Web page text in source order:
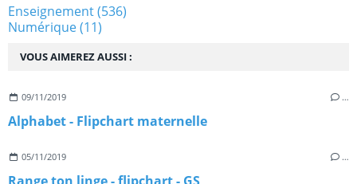
VOUS AIMEREZ AUSSI :
09/11/2019 …
Alphabet - Flipchart maternelle
05/11/2019 …
Enseignement(536)
Numérique(11)